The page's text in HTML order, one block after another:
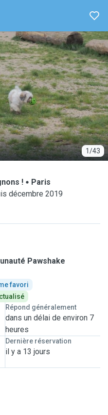
1/43
!
Paris
décembre 2019
Pawshake
favori
Répond généralement
dans un délai de environ 7
heures
Dernière réservation
il y a 13 jours